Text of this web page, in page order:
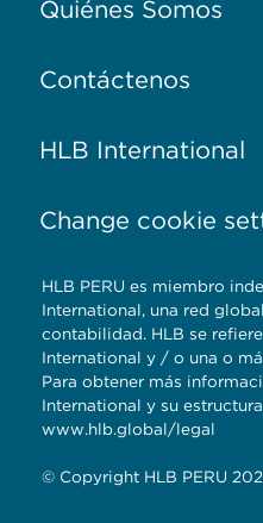
Quiénes Somos
Contáctenos
HLB International
Change cookie
HLB PERU es miembro
International, una red
contabilidad. HLB se
International y / o una o
Para obtener más
International y su
www.hlb.global/legal
© Copyright HLB PERU